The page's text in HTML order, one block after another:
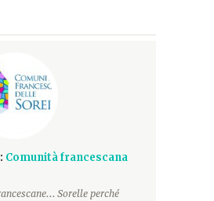
Comunità francescana
Sorelle perché